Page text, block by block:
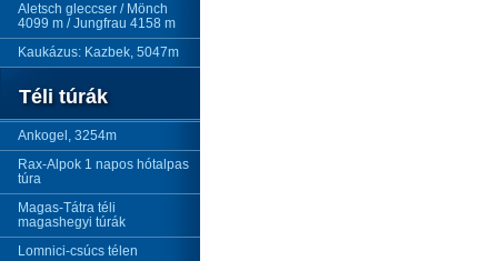
Aletsch gleccser / Mönch
4099 m / Jungfrau 4158 m
Kaukázus: Kazbek, 5047m
Téli túrák
Ankogel, 3254m
Rax-Alpok 1 napos hótalpas
túra
Magas-Tátra téli
magashegyi túrák
Lomnici-csúcs télen